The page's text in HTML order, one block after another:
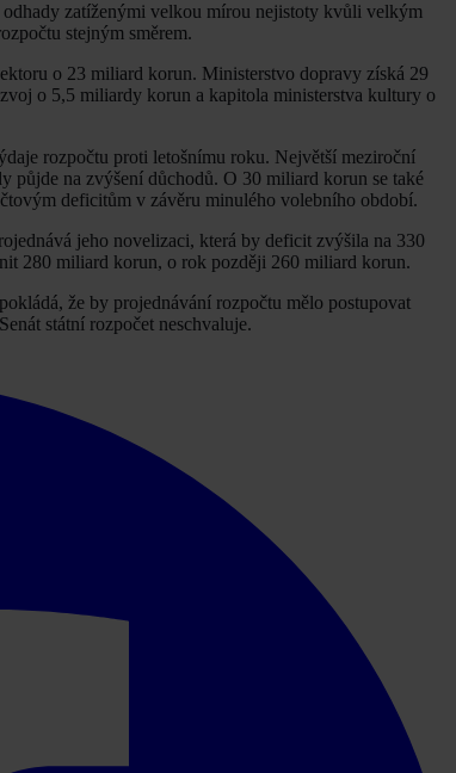
zatíženými velkou mírou nejistoty kvůli velkým
stejným směrem.
o 23 miliard korun. Ministerstvo dopravy získá 29
o 5,5 miliardy korun a kapitola ministerstva kultury o
rozpočtu proti letošnímu roku. Největší meziroční
půjde na zvýšení důchodů. O 30 miliard korun se také
deficitům v závěru minulého volebního období.
jeho novelizaci, která by deficit zvýšila na 330
280 miliard korun, o rok později 260 miliard korun.
že by projednávání rozpočtu mělo postupovat
státní rozpočet neschvaluje.